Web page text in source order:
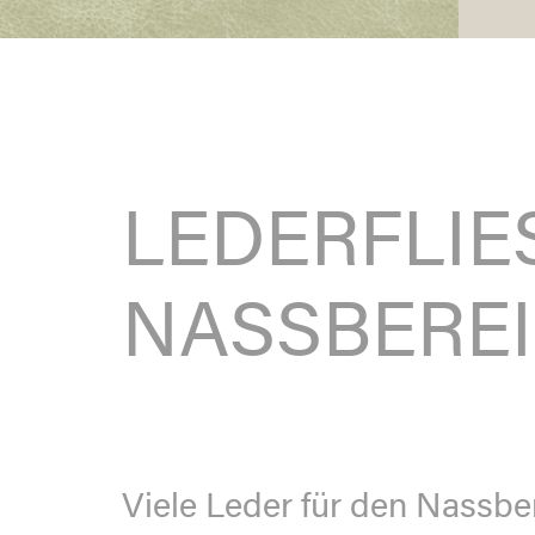
Viele Leder für den